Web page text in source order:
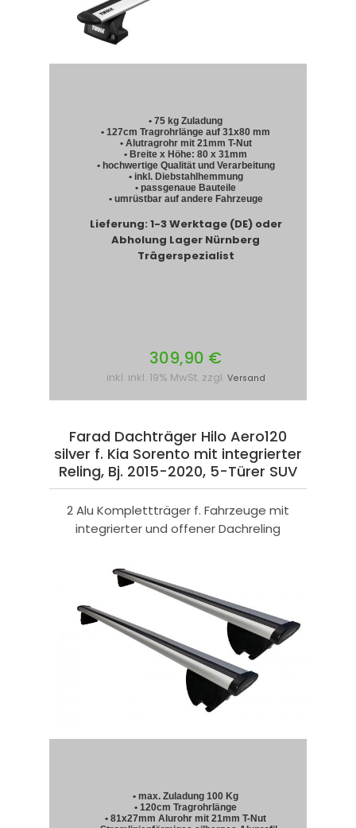
• 75 kg Zuladung
• 127cm Tragrohrlänge auf 31x80 mm
• Alutragrohr mit 21mm T-Nut
• Breite x Höhe: 80 x 31mm
• hochwertige Qualität und Verarbeitung
• inkl. Diebstahlhemmung
• passgenaue Bauteile
• umrüstbar auf andere Fahrzeuge
Lieferung: 1-3 Werktage (DE) oder
Abholung Lager Nürnberg
Trägerspezialist
309,90 €
inkl. inkl. 19% MwSt. zzgl. Versand
Farad Dachträger Hilo Aero120
silver f. Kia Sorento mit integrierter
Reling, Bj. 2015-2020, 5-Türer SUV
2 Alu Komplettträger f. Fahrzeuge mit
integrierter und offener Dachreling
• max. Zuladung 100 Kg
• 120cm Tragrohrlänge
• 81x27mm Alurohr mit 21mm T-Nut